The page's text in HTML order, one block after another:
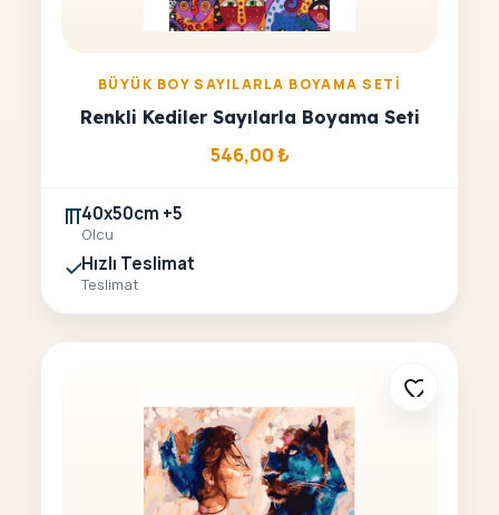
BÜYÜK BOY SAYILARLA BOYAMA SETI
Renkli Kediler Sayılarla Boyama Seti
546,00₺
40x50cm +5
Olcu
Hızlı Teslimat
Teslimat